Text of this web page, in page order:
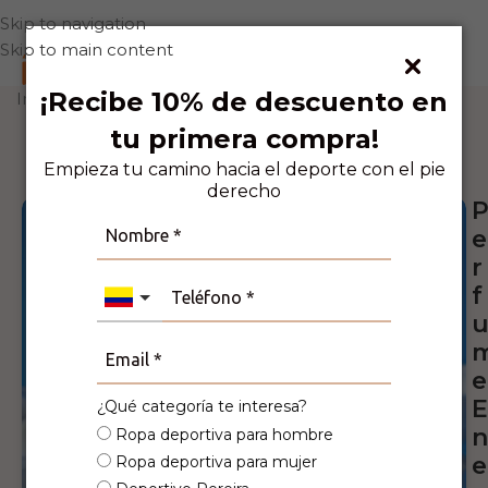
¡Recibe 10% de descuento en
tu primera compra!
Empieza tu camino hacia el deporte con el pie
derecho
¿Qué categoría te interesa?
Ropa deportiva para hombre
Ropa deportiva para mujer
Skip to navigation
Skip to main content
0
Inicio Accesorios Perfumes
Personas viendo este producto ahora
mismo!
P
e
r
f
u
e
E
n
e